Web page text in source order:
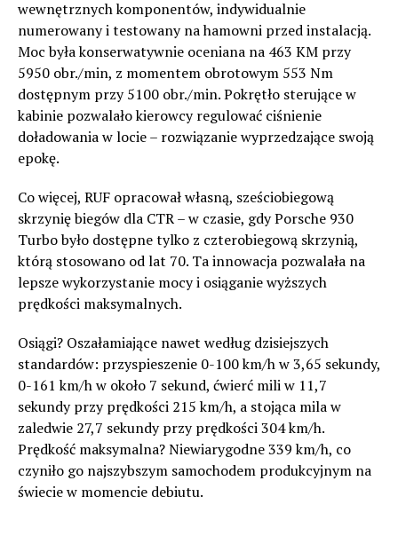
wewnętrznych komponentów, indywidualnie
numerowany i testowany na hamowni przed instalacją.
Moc była konserwatywnie oceniana na 463 KM przy
5950 obr./min, z momentem obrotowym 553 Nm
dostępnym przy 5100 obr./min. Pokrętło sterujące w
kabinie pozwalało kierowcy regulować ciśnienie
doładowania w locie – rozwiązanie wyprzedzające swoją
epokę.
Co więcej, RUF opracował własną, sześciobiegową
skrzynię biegów dla CTR – w czasie, gdy Porsche 930
Turbo było dostępne tylko z czterobiegową skrzynią,
którą stosowano od lat 70. Ta innowacja pozwalała na
lepsze wykorzystanie mocy i osiąganie wyższych
prędkości maksymalnych.
Osiągi? Oszałamiające nawet według dzisiejszych
standardów: przyspieszenie 0-100 km/h w 3,65 sekundy,
0-161 km/h w około 7 sekund, ćwierć mili w 11,7
sekundy przy prędkości 215 km/h, a stojąca mila w
zaledwie 27,7 sekundy przy prędkości 304 km/h.
Prędkość maksymalna? Niewiarygodne 339 km/h, co
czyniło go najszybszym samochodem produkcyjnym na
świecie w momencie debiutu.